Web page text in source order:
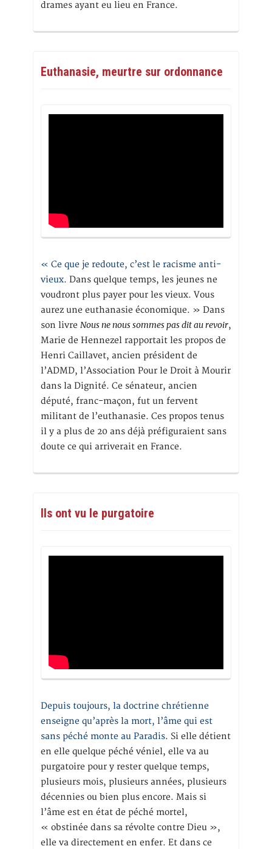
drames ayant eu lieu en France.
Euthanasie, meurtre sur ordonnance
« Ce que je redoute, c’est le racisme anti-
vieux. Dans quelque temps, les jeunes ne
voudront plus payer pour les vieux. Vous
aurez une euthanasie économique. » Dans
son livre Nous ne nous sommes pas dit au revoir,
Marie de Hennezel rapportait les propos de
Henri Caillavet, ancien président de
l’ADMD, l’Association Pour le Droit à Mourir
dans la Dignité. Ce sénateur, ancien
député, franc-maçon, fut un fervent
militant de l’euthanasie. Ces propos tenus
il y a plus de 20 ans déjà préfiguraient sans
doute ce qui arriverait en France.
Ils ont vu le purgatoire
Depuis toujours, la doctrine chrétienne
enseigne qu’après la mort, l’âme qui est
sans péché monte au Paradis. Si elle détient
en elle quelque péché véniel, elle va au
purgatoire pour y rester quelque temps,
plusieurs mois, plusieurs années, plusieurs
décennies ou bien plus encore. Mais si
l’âme est en état de péché mortel,
« obstinée dans sa révolte contre Dieu »,
elle va directement en enfer. Et dans ce